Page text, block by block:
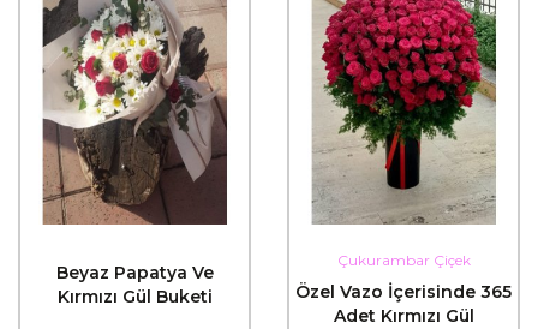
Beyaz Papatya Ve
Kırmızı Gül Buketi
Çukurambar Çiçek
Özel Vazo İçerisinde 365
Adet Kırmızı Gül